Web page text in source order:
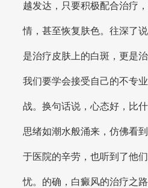
越发达，只要积极配合治疗
情，甚至恢复肤色。往深了
是治疗皮肤上的白斑，更是
我们要学会接受自己的不专
战。换句话说，心态好，比什
思绪如潮水般涌来，仿佛看
于医院的辛劳，也听到了他
忧。的确，白癜风的治疗之